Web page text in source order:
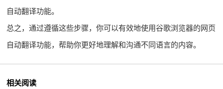
自动翻译功能。
总之，通过遵循这些步骤，你可以有效地使用谷歌浏览器的网页
自动翻译功能，帮助你更好地理解和沟通不同语言的内容。
相关阅读